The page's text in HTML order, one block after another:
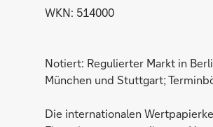
WKN: 514000
Notiert: Regulierter Markt in
München und Stuttgart;
Die internationalen